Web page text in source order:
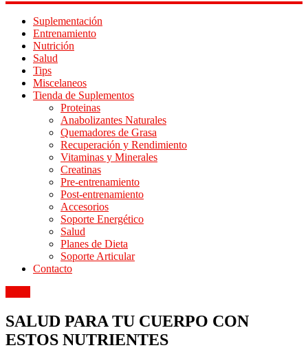
Suplementación
Entrenamiento
Nutrición
Salud
Tips
Miscelaneos
Tienda de Suplementos
Proteinas
Anabolizantes Naturales
Quemadores de Grasa
Recuperación y Rendimiento
Vitaminas y Minerales
Creatinas
Pre-entrenamiento
Post-entrenamiento
Accesorios
Soporte Energético
Salud
Planes de Dieta
Soporte Articular
Contacto
SALUD PARA TU CUERPO CON
ESTOS NUTRIENTES